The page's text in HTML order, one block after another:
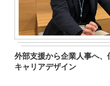
外部支援から企業人事へ、
キャリアデザイン